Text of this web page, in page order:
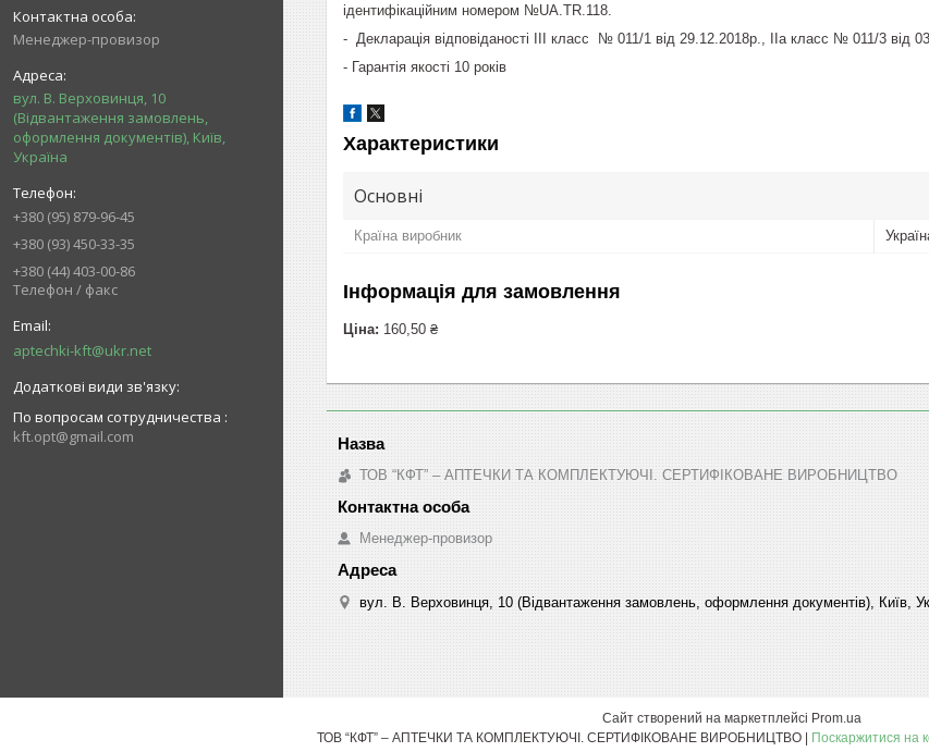
Менеджер-провизор
вул. В. Верховинця, 10
(Відвантаження замовлень,
оформлення документів), Київ,
Україна
+380 (95) 879-96-45
+380 (93) 450-33-35
+380 (44) 403-00-86
Телефон / факс
aptechki-kft@ukr.net
По вопросам сотрудничества
kft.opt@gmail.com
ідентифікаційним номером №UA.TR.118.
- Декларація відповіданості ІІІ класс № 011/1 від 29.12.2018р., ІІа класс № 011/3 від
- Гарантія якості 10 років
Характеристики
Основні
Країна виробник
Інформація для замовлення
Ціна: 160,50 ₴
ТОВ “КФТ” – АПТЕЧКИ ТА КОМПЛЕКТУЮЧІ. СЕРТИФІКОВАНЕ ВИРОБНИЦТВО
Менеджер-провизор
вул. В. Верховинця, 10 (Відвантаження замовлень, оформлення документів), Київ,
Сайт створений на маркетплейсі Prom.ua
Поскаржитися на